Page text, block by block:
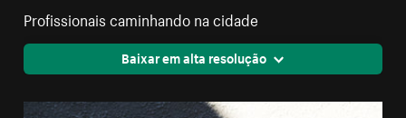
Profissionais caminhando na cidade
Baixar em alta resolução